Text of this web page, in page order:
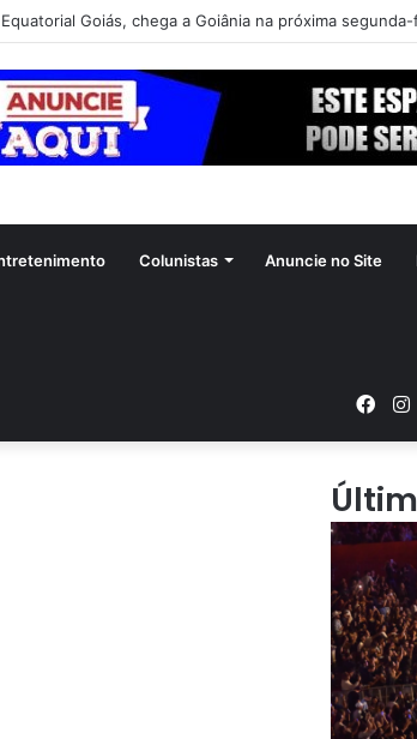
Goiás, chega a Goiânia na próxima
Colunistas Anuncie no Site